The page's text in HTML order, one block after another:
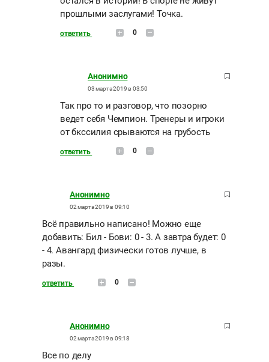
прошлыми заслугами! Точка.
ответить 0
Анонимно
03 марта 2019 в 03:50
Так про то и разговор, что позорно
ведет себя Чемпион. Тренеры и игроки
от бкссилия срываются на грубость
ответить 0
Анонимно
02 марта 2019 в 09:10
Всё правильно написано! Можно еще
добавить: Бил - Бови: 0 - 3. А завтра будет: 0
- 4. Авангард физически готов лучше, в
разы.
ответить 0
Анонимно
02 марта 2019 в 09:18
Все по делу